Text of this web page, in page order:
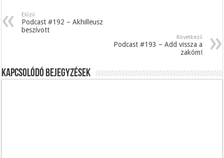
Előző
Podcast #192 – Akhilleusz
beszívott
Következő
Podcast #193 – Add vissza a
zakóm!
Kapcsolódó bejegyzések